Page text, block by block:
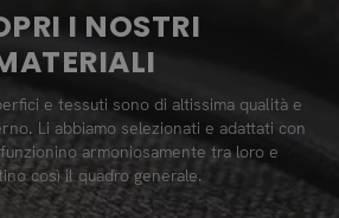
I NOSTRI
e tessuti sono di altissima qualità e
Li abbiamo selezionati e adattati con
armoniosamente tra loro e
così il quadro generale.